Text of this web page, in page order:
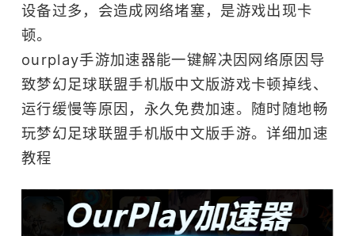
设备过多，会造成网络堵塞，是游戏出现卡
顿。
ourplay手游加速器能一键解决因网络原因导
致梦幻足球联盟手机版中文版游戏卡顿掉线、
运行缓慢等原因，永久免费加速。随时随地畅
玩梦幻足球联盟手机版中文版手游。详细加速
教程